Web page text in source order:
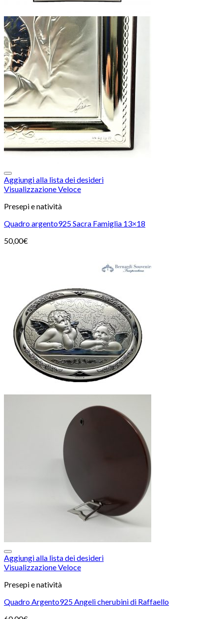
Aggiungi alla lista dei desideri
Visualizzazione Veloce
Presepi e natività
Quadro argento925 Sacra Famiglia 13×18
50,00€
Aggiungi alla lista dei desideri
Visualizzazione Veloce
Presepi e natività
Quadro Argento925 Angeli cherubini di Raffaello